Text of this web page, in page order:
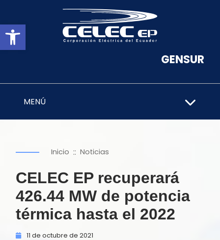
Abrir barra de herramientas
GENSUR
MENÚ
Inicio :: Noticias
CELEC EP recuperará
426.44 MW de potencia
térmica hasta el 2022
11 de octubre de 2021